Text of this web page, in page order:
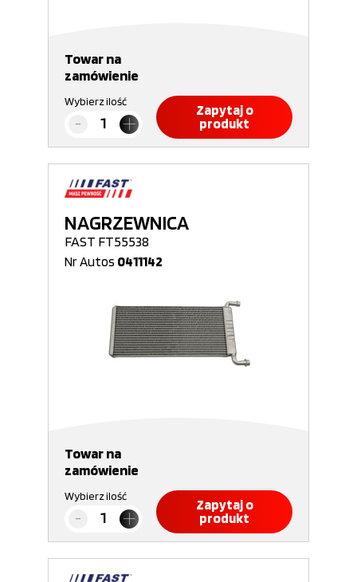
Towar na
zamówienie
Wybierz ilość
Zapytaj o
produkt
NAGRZEWNICA
FAST FT55538
Nr Autos 0411142
Towar na
zamówienie
Wybierz ilość
Zapytaj o
produkt